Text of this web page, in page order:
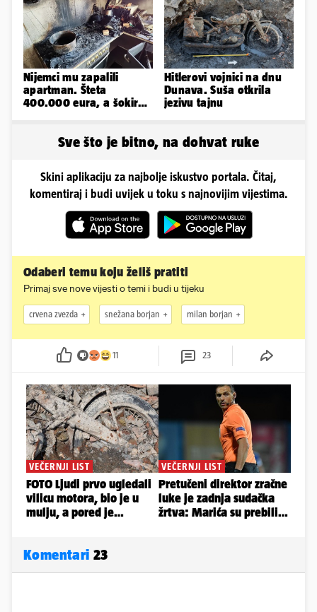
Nijemci mu zapalili
apartman. Šteta
400.000 eura, a šokirao
Hitlerovi vojnici na dnu
Dunava. Suša otkrila
jezivu tajnu
Sve što je bitno, na dohvat ruke
Skini aplikaciju za najbolje iskustvo portala. Čitaj,
komentiraj i budi uvijek u toku s najnovijim vijestima.
Odaberi temu koju želiš pratiti
Primaj sve nove vijesti o temi i budi u tijeku
crvena zvezda snežana borjan milan borjan
11 23
Komentari 23